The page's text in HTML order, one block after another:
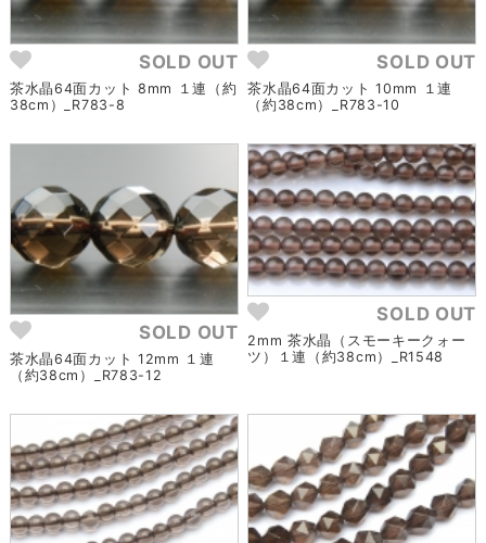
SOLD OUT
茶水晶64面カット 8mm １連（約
38cm）_R783-8
SOLD OUT
茶水晶64面カット 10mm １連
（約38cm）_R783-10
SOLD OUT
茶水晶64面カット 12mm １連
（約38cm）_R783-12
SOLD OUT
2mm 茶水晶（スモーキークォー
ツ）１連（約38cm）_R1548